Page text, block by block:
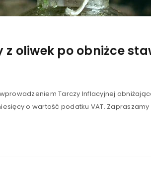
oliwek po obniżce
Tarczy Inflacyjnej
o wartość podatku VAT.